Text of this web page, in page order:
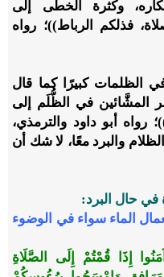
وكثرة الخطى إلى
فذلكم الرباط))؛ رواه
الظلمات كبيرًا كما قال
المشَّائين في الظُّلَم إلى
رواه أبو داود والترمذي،
والبرد معًا، لا شك أن
في حال البرد:
الماء سواء في الوضوء
إِذَا قُمْتُمْ إِلَى الصَّلَاةِ